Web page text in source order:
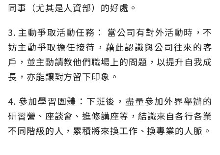
同事（尤其是人資部）的好處。
3. 主動爭取活動任務： 當公司有對外活動時，不
妨主動爭取擔任接待，藉此認識與公司往來的客
戶，並主動請教他們職場上的問題，以提升自我成
長，亦能讓對方留下印象。
4. 參加學習團體：下班後，盡量參加外界舉辦的
研習營、座談會、進修講座等，結識來自各行各業
不同階級的人，累積將來換工作、換專業的人脈。